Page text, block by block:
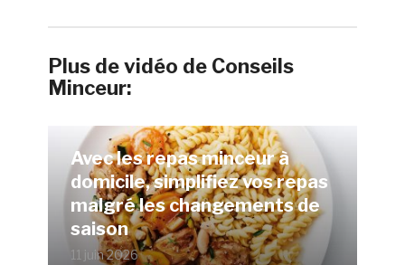
Plus de vidéo de Conseils
Minceur:
Avec les repas minceur à
domicile, simplifiez vos repas
malgré les changements de
saison
11 juin 2026